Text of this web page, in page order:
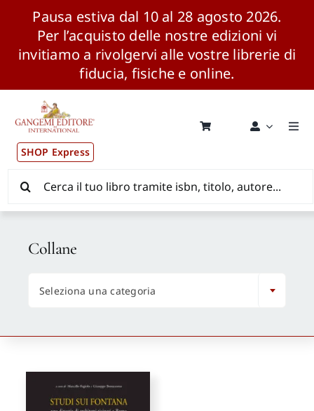
Pausa estiva dal 10 al 28 agosto 2026.
Per l’acquisto delle nostre edizioni vi
invitiamo a rivolgervi alle vostre librerie di
fiducia, fisiche e online.
contenuto
SHOP Express
Pubblicazioni
News ed Eventi
Distribuzione Wolrdwide
CONSIP / MEPA / ANVUR / CINECA
per:
Collane
Seleziona una categoria